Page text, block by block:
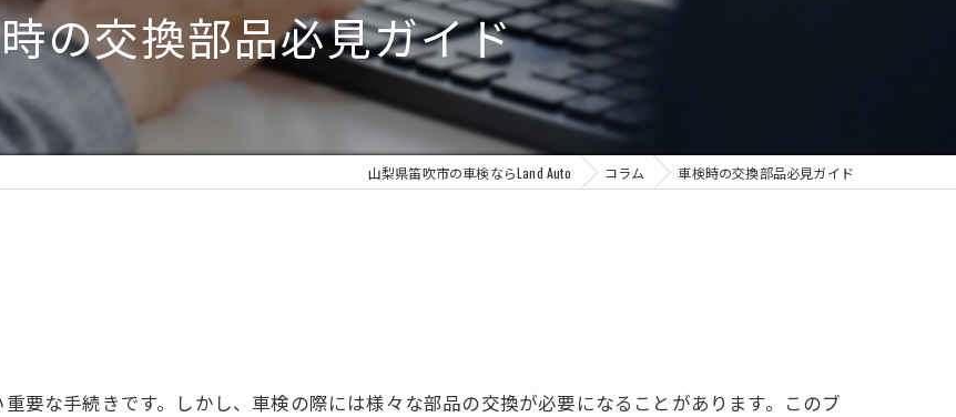
ドイツ車
輸入車
バッテリー
の交換部品必見ガイド
山梨県笛吹市の車検ならLand Auto コラム 車検時の交換部品必見ガイド
要な手続きです。しかし、車検の際には様々な部品の交換が必要になることがあります。このブ